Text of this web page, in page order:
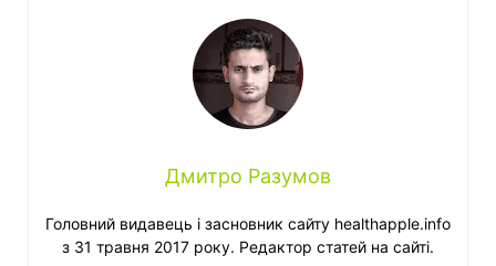
Дмитро Разумов
Головний видавець і засновник сайту healthapple.info
з 31 травня 2017 року. Редактор статей на сайті.